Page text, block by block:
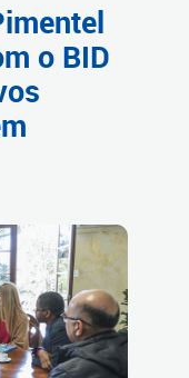
o BID